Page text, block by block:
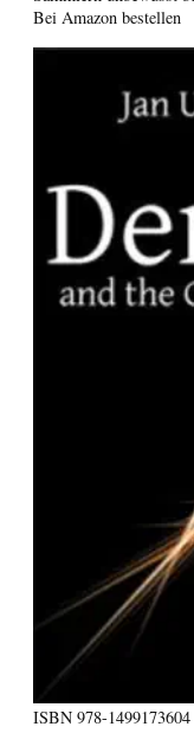
Bei Amazon bestellen
ISBN 978-1499173604